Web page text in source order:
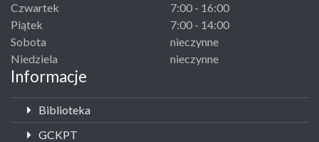
Czwartek
7:00 - 16:00
Piątek
7:00 - 14:00
Sobota
nieczynne
Niedziela
nieczynne
Informacje
Biblioteka
GCKPT